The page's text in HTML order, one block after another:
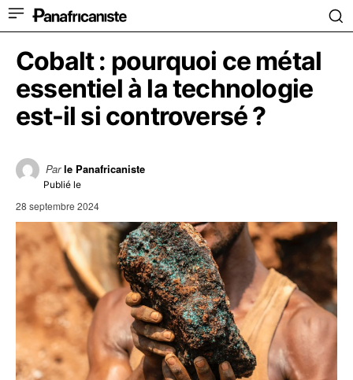
Cobalt : pourquoi ce métal
essentiel à la technologie
est-il si controversé ?
Par le Panafricaniste
Publié le
28 septembre 2024